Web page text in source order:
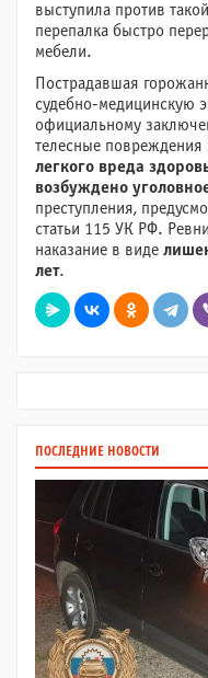
выступила против
перепалка быстро
мебели.
Пострадавшая
судебно-медицинскую
официальному
телесные повреждения
легкого вреда
возбуждено
преступления,
статьи 115 УК РФ.
наказание в виде
лет.
ПОСЛЕДНИЕ НОВОСТИ